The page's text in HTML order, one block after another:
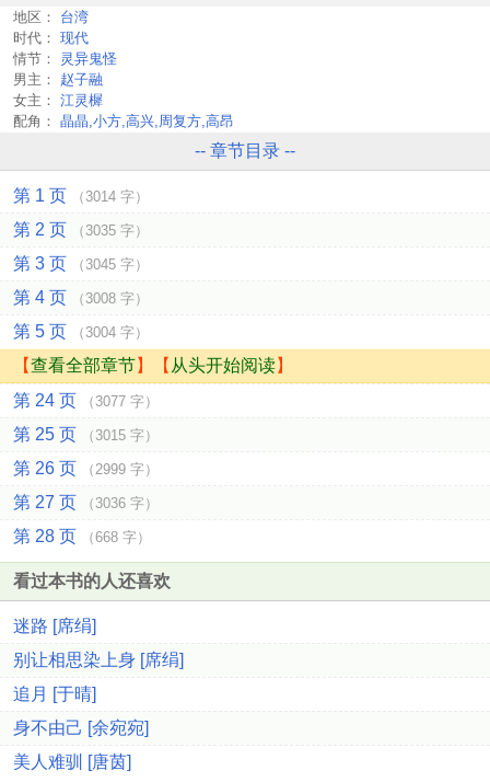
地区：
台湾
时代： 现代
情节：
灵异鬼怪
男主：
赵子融
女主： 江灵樨
配角： 晶晶,小方,高兴,周复方,高昂
-- 章节目录 --
第 1 页 （3014 字）
第 2 页 （3035 字）
第 3 页 （3045 字）
第 4 页 （3008 字）
第 5 页 （3004 字）
【查看全部章节】【 从头开始阅读】
第 24 页
（3077 字）
第 25 页 （3015 字）
第 26 页 （2999 字）
第 27 页 （3036 字）
第 28 页 （668 字）
看过本书的人还喜欢
迷路 [席绢]
别让相思染上身 [席绢]
追月 [于晴]
身不由己 [余宛宛]
美人难驯 [唐茵]